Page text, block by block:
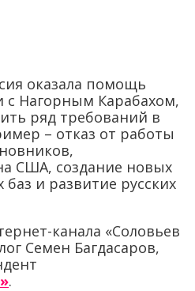
оказала помощь
с Нагорным Карабахом,
ряд требований в
– отказ от работы
США, создание новых
и развитие русских
канала «Соловьев
Семен Багдасаров,
.